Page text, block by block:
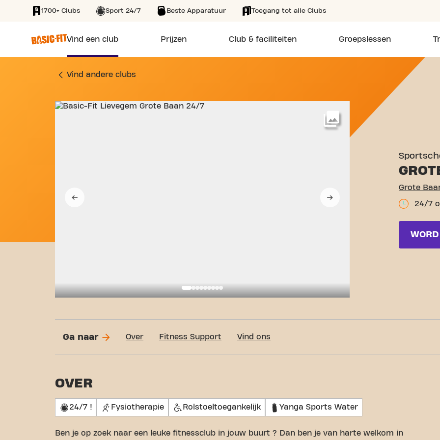
SKIP TO MAIN CONTENT
1700+ Clubs Sport 24/7 Beste Apparatuur Toegang tot alle Clubs
Vind een club Prijzen Club & faciliteiten Groepslessen
SPORTSCHOOL GROTE BAAN 284 LIEVEGEM
Vind andere clubs
Grote
24/7
Ga naar Over Fitness Support Vind ons
OVER
24/7 ! Fysiotherapie Rolstoeltoegankelijk Yanga Sports Water
Ben je op zoek naar een leuke fitnessclub in jouw buurt ? Dan ben je van harte welkom in